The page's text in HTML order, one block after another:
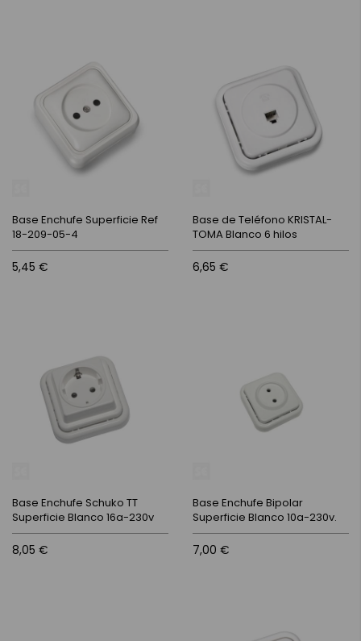
Base Enchufe Superficie Ref
18-209-05-4
5,45 €
Base de Teléfono KRISTAL-
TOMA Blanco 6 hilos
6,65 €
Base Enchufe Schuko TT
Superficie Blanco 16a-230v
8,05 €
Base Enchufe Bipolar
Superficie Blanco 10a-230v.
7,00 €